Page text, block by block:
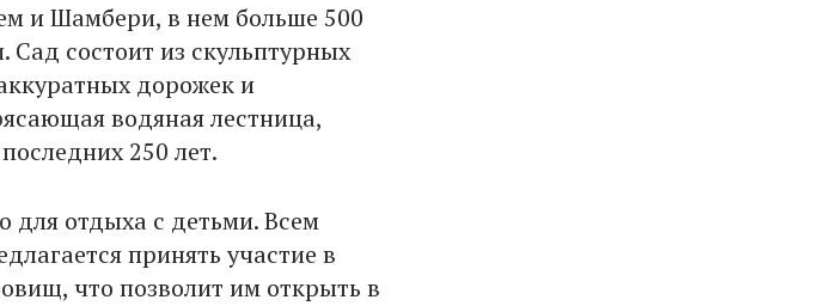
и Шамбери, в нем больше 500
состоит из скульптурных
дорожек и
водяная лестница,
250 лет.
для отдыха с детьми. Всем
принять участие в
что позволит им открыть в